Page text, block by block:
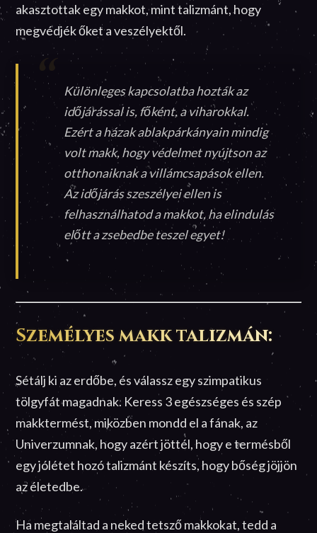
akasztottak egy makkot, mint talizmánt, hogy
megvédjék őket a veszélyektől.
Különleges kapcsolatba hozták az
időjárással is, főként, a viharokkal.
Ezért a házak ablakpárkányain mindig
volt makk, hogy védelmet nyújtson az
otthonaiknak a villámcsapások ellen.
Az időjárás szeszélyei ellen is
felhasználhatod a makkot, ha elindulás
előtt a zsebedbe teszel egyet!
Személyes makk talizmán:
Sétálj ki az erdőbe, és válassz egy szimpatikus
tölgyfát magadnak. Keress 3 egészséges és szép
makktermést, miközben mondd el a fának, az
Univerzumnak, hogy azért jöttél, hogy e termésből
egy jólétet hozó talizmánt készíts, hogy bőség jöjjön
az életedbe.
Ha megtaláltad a neked tetsző makkokat, tedd a